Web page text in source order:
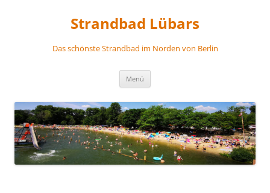
Strandbad Lübars
Das schönste Strandbad im Norden von Berlin
Menü